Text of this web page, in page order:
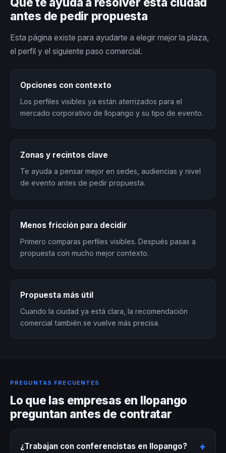
antes de pedir propuesta
Esta página existe para ayudarte a elegir mejor la plaza,
el perfil y el siguiente paso comercial.
Opciones con contexto
Los perfiles visibles ya están aterrizados para el
mercado corporativo de Ilopango y su tipo de evento.
Zonas y recintos clave
Te ayuda a pensar mejor en sedes, audiencias y nivel
de evento antes de pedir propuesta.
Menos fricción para decidir
Primero comparas perfiles visibles. Después pasas a
propuesta con mucho mejor contexto.
Propuesta más útil
Cuando la ciudad ya está clara, la recomendación
comercial también se vuelve más precisa.
PREGUNTAS FRECUENTES
Lo que las empresas en Ilopango
preguntan antes de contratar
¿Trabajan con conferencistas en Ilopango? +